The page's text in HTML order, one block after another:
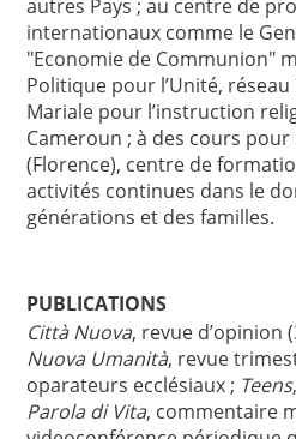
autres Pays ; au centre de
internationaux comme le
"Economie de Communion"
Politique pour l’Unité,
Mariale pour l’instruction
Cameroun ; à des cours
(Florence), centre de
activités continues dans le
générations et des familles.
PUBLICATIONS
Città Nuova, revue d’opinion
Nuova Umanità, revue
oparateurs ecclésiaux ; Teens
Parola di Vita, commentaire